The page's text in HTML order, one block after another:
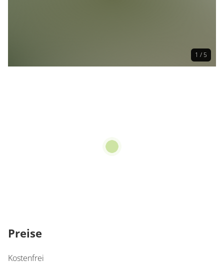
1 / 5
Preise
Kostenfrei